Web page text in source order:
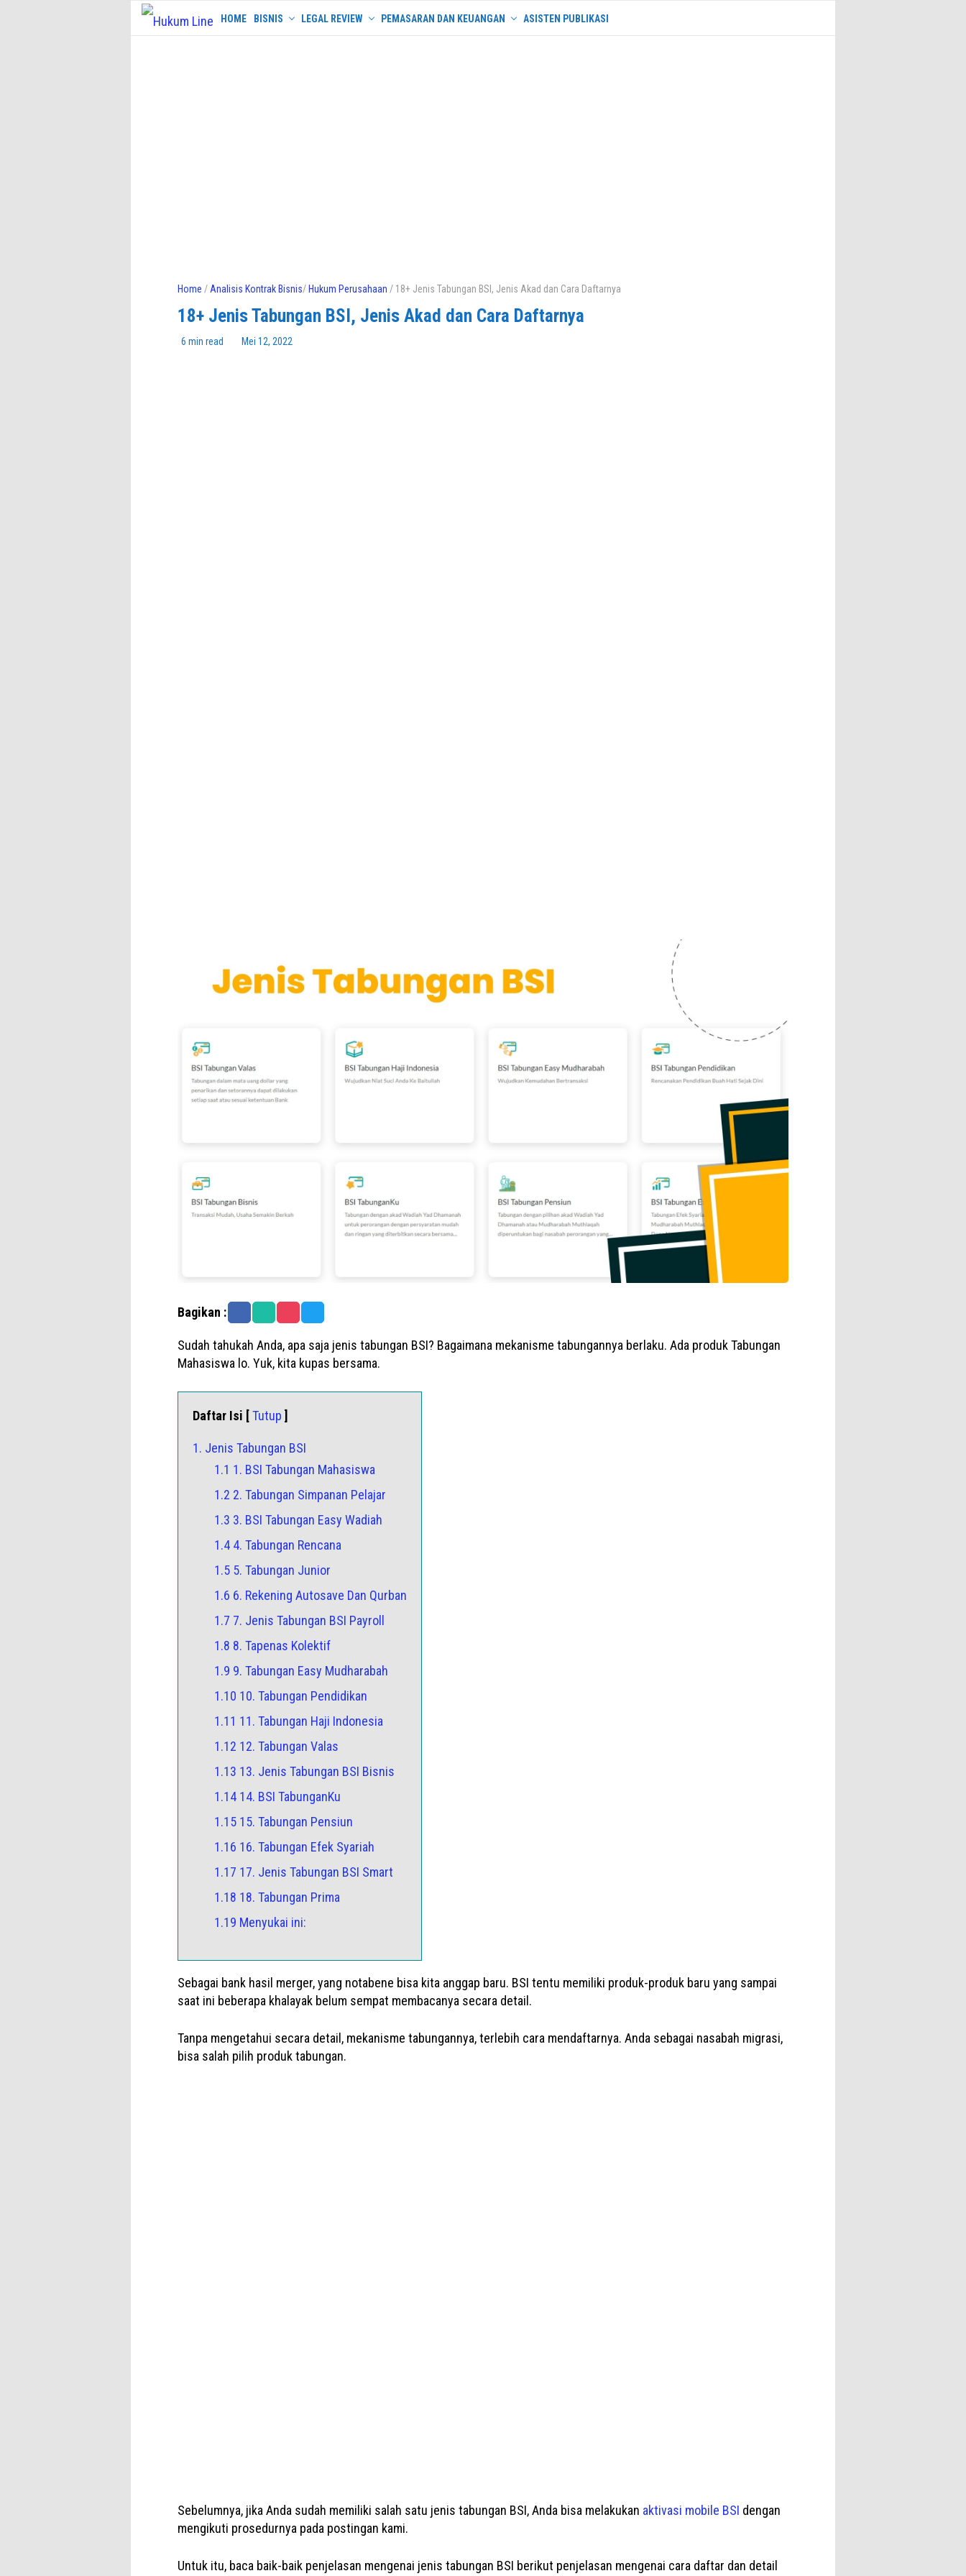
Skip
HOME BISNIS LEGAL REVIEW PEMASARAN DAN KEUANGAN ASISTEN PUBLIKASI
Home / Analisis Kontrak Bisnis/ Hukum Perusahaan / 18+ Jenis Tabungan BSI, Jenis Akad dan Cara Daftarnya
18+ Jenis Tabungan BSI, Jenis Akad dan Cara Daftarnya
6 min read Mei 12, 2022
Bagikan :
Sudah tahukah Anda, apa saja jenis tabungan BSI? Bagaimana mekanisme tabungannya berlaku. Ada produk Tabungan
Mahasiswa lo. Yuk, kita kupas bersama.
Daftar Isi [Tutup ]
1. Jenis Tabungan BSI
1.1 1. BSI Tabungan Mahasiswa
1.2 2. Tabungan Simpanan Pelajar
1.3 3. BSI Tabungan Easy Wadiah
1.4 4. Tabungan Rencana
1.5 5. Tabungan Junior
1.6 6. Rekening Autosave Dan Qurban
1.7 7. Jenis Tabungan BSI Payroll
1.8 8. Tapenas Kolektif
1.9 9. Tabungan Easy Mudharabah
1.10 10. Tabungan Pendidikan
1.11 11. Tabungan Haji Indonesia
1.12 12. Tabungan Valas
1.13 13. Jenis Tabungan BSI Bisnis
1.14 14. BSI TabunganKu
1.15 15. Tabungan Pensiun
1.16 16. Tabungan Efek Syariah
1.17 17. Jenis Tabungan BSI Smart
1.18 18. Tabungan Prima
1.19 Menyukai ini:
Sebagai bank hasil merger, yang notabene bisa kita anggap baru. BSI tentu memiliki produk-produk baru yang sampai
saat ini beberapa khalayak belum sempat membacanya secara detail.
Tanpa mengetahui secara detail, mekanisme tabungannya, terlebih cara mendaftarnya. Anda sebagai nasabah migrasi,
bisa salah pilih produk tabungan.
Sebelumnya, jika Anda sudah memiliki salah satu jenis tabungan BSI, Anda bisa melakukan aktivasi mobile BSI dengan
mengikuti prosedurnya pada postingan kami.
Untuk itu, baca baik-baik penjelasan mengenai jenis tabungan BSI berikut penjelasan mengenai cara daftar dan detail